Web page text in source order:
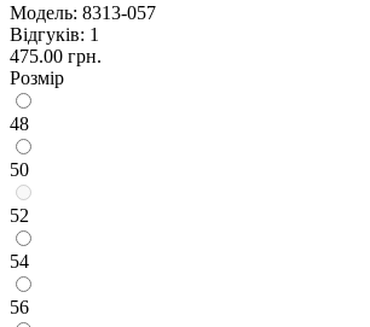
Модель: 8313-057
Відгуків: 1
475.00 грн.
Розмір
48
50
52
54
56